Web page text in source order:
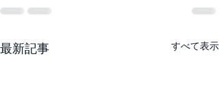
最新記事 すべて表示